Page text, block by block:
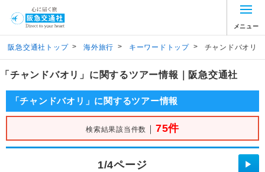
メニュー
阪急交通社トップ > 海外旅行 > キーワードトップ > チャンドバオリ
「チャンドバオリ」に関するツアー情報｜阪急交通社
「チャンドバオリ」に関するツアー情報
検索結果該当件数 ｜ 75件
1/4ページ ▶